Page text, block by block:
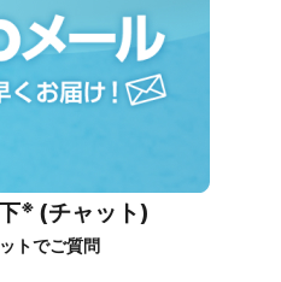
※ (チャット)
トでご質問